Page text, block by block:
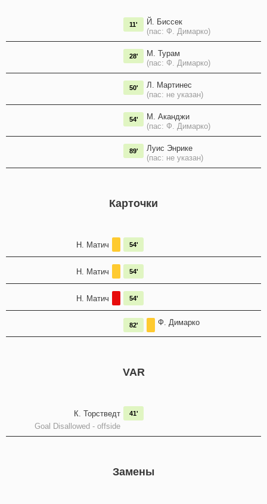
Й. Биссек
(пас: Ф. Димарко)
11'
М. Турам
(пас: Ф. Димарко)
28'
Л. Мартинес
(пас: не указан)
50'
М. Аканджи
(пас: Ф. Димарко)
54'
Луис Энрике
(пас: не указан)
89'
Карточки
Н. Матич 54'
Н. Матич 54'
Н. Матич 54'
Ф. Димарко
82'
VAR
К. Торстведт
Goal Disallowed - offside
41'
Замены